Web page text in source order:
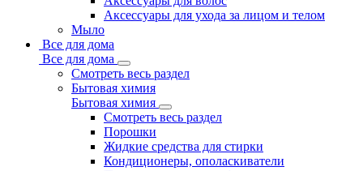
Аксессуары для ухода за лицом и телом
Мыло
Все для дома
Все для дома
Смотреть весь раздел
Бытовая химия
Бытовая химия
Смотреть весь раздел
Порошки
Жидкие средства для стирки
Кондиционеры, ополаскиватели